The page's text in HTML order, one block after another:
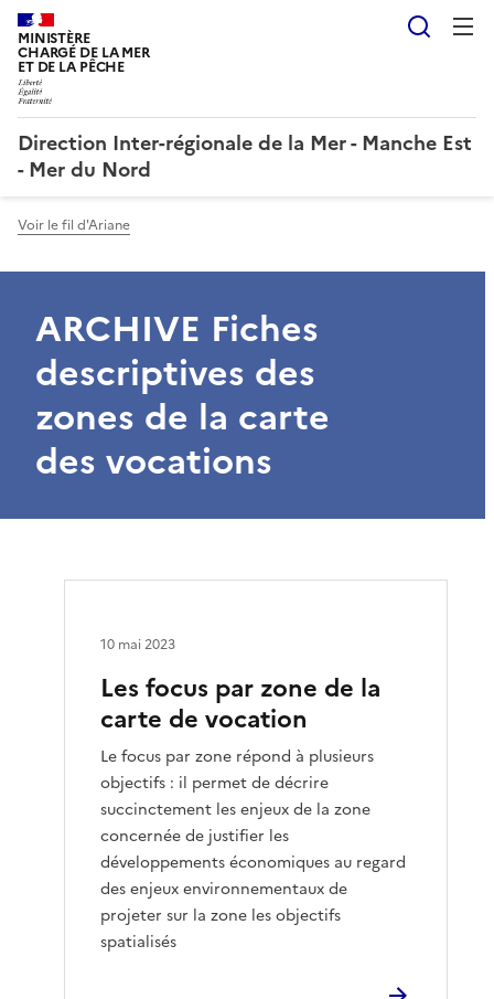
MINISTÈRE
CHARGÉ DE LA MER
ET DE LA PÊCHE
Direction Inter-régionale de la Mer - Manche Est
- Mer du Nord
Voir le fil d'Ariane
ARCHIVE Fiches
descriptives des
zones de la carte
des vocations
Les focus par zone de la
carte de vocation
Le focus par zone répond à plusieurs
objectifs : il permet de décrire
succinctement les enjeux de la zone
concernée de justifier les
développements économiques au regard
des enjeux environnementaux de
projeter sur la zone les objectifs
spatialisés
10 mai 2023